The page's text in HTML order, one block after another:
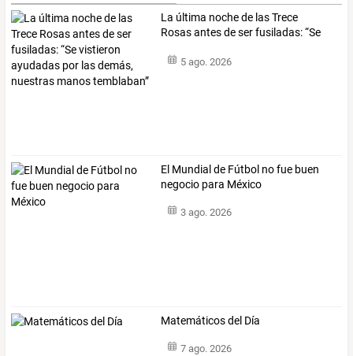
La última nochede lasTrece
Rosasantesdeserfusiladas:“Se
5 ago. 2026
El Mundial de Fútbol no fue buen
negocio para México
3 ago. 2026
Matemáticos del Día
7 ago. 2026